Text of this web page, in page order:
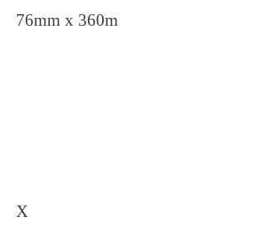
76mm x 360m
X